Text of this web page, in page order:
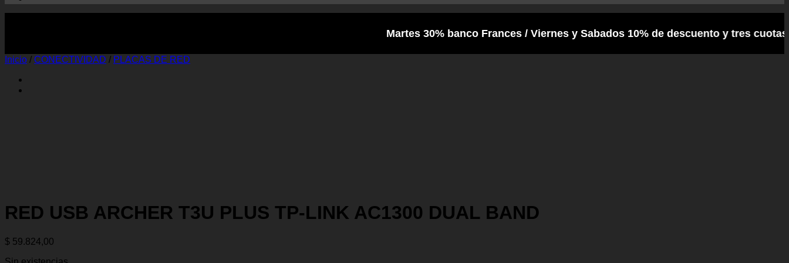
Martes 30% banco Frances / Viernes y Sabados 10% de descuento y tres cuotas
Inicio / CONECTIVIDAD / PLACAS DE RED
RED USB ARCHER T3U PLUS TP-LINK AC1300 DUAL BAND
$ 59.824,00